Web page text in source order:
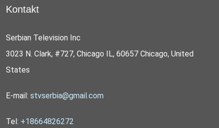
Kontakt
Serbian Television Inc
3023 N. Clark, #727, Chicago IL, 60657 Chicago, United
States
E-mail: stvserbia@gmail.com
Tel: +18664826272